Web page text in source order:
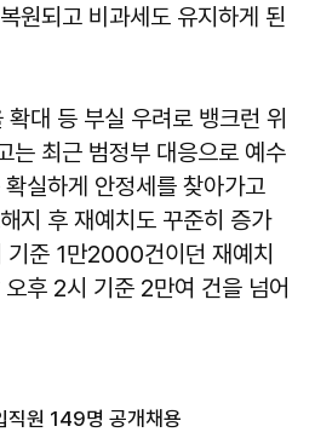
원되고 비과세도 유지하게 된
대 등 부실 우려로 뱅크런 위
는 최근 범정부 대응으로 예수
실하게 안정세를 찾아가고
지 후 재예치도 꾸준히 증가
준 1만2000건이던 재예치
후 2시 기준 2만여 건을 넘어
직원 149명 공개채용